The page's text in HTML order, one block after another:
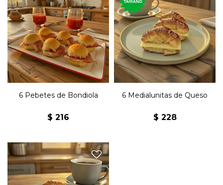
Seis pebetes de bondiola y
manteca.
6 Pebetes de Bondiola
$ 216
Seis medialunas de copetín
con queso y manteca.
6 Medialunitas de Queso
$ 228